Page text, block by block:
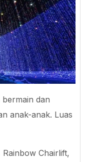
dan
anak-anak. Luas
Chairlift,